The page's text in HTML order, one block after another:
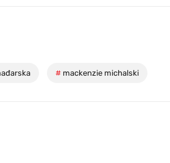
# mackenzie michalski